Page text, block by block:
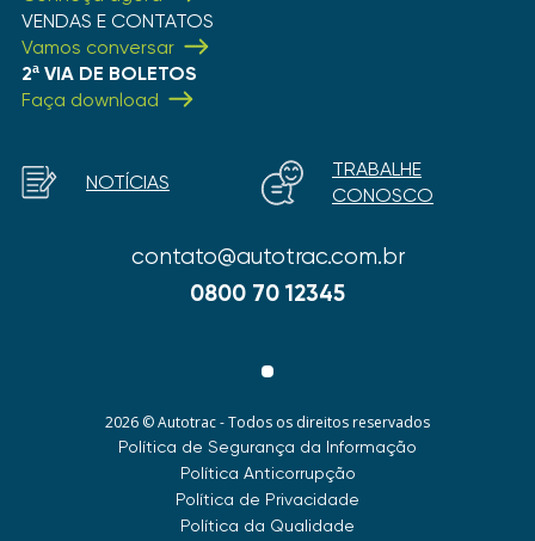
VENDAS E CONTATOS
Vamos conversar
2ª VIA DE BOLETOS
Faça download
contato@autotrac.com.br
0800 70 12345
NOTÍCIAS
TRABALHE
CONOSCO
2026 © Autotrac - Todos os direitos reservados
Política de Segurança da Informação
Política Anticorrupção
Política de Privacidade
Política da Qualidade